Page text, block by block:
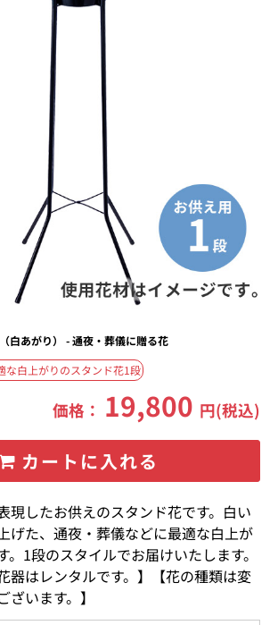
白あがり） - 通夜・葬儀に贈る花
な白上がりのスタンド花1段
価格： 19,800 円(税込)
カートに入れる
現したお供えのスタンド花です。白い
げた、通夜・葬儀などに最適な白上が
。1段のスタイルでお届けいたします。
器はレンタルです。】【花の種類は変
います。】